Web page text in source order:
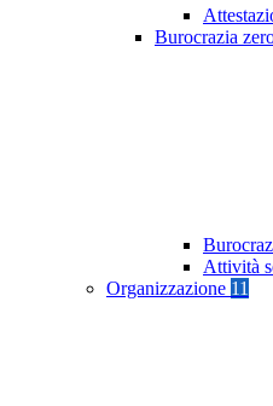
Burocrazia
Attività
Organizzazione 11